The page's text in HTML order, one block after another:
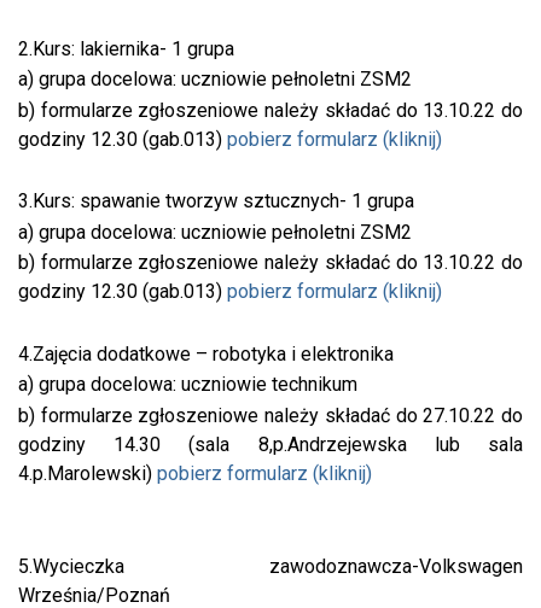
2.Kurs: lakiernika- 1 grupa
a) grupa docelowa: uczniowie pełnoletni ZSM2
b) formularze zgłoszeniowe należy składać do 13.10.22 do
godziny 12.30 (gab.013) pobierz formularz (kliknij)
3.Kurs: spawanie tworzyw sztucznych- 1 grupa
a) grupa docelowa: uczniowie pełnoletni ZSM2
b) formularze zgłoszeniowe należy składać do 13.10.22 do
godziny 12.30 (gab.013) pobierz formularz (kliknij)
4.Zajęcia dodatkowe – robotyka i elektronika
a) grupa docelowa: uczniowie technikum
b) formularze zgłoszeniowe należy składać do 27.10.22 do
godziny 14.30 (sala 8,p.Andrzejewska lub sala
4.p.Marolewski) pobierz formularz (kliknij)
5.Wycieczka zawodoznawcza-Volkswagen
Września/Poznań